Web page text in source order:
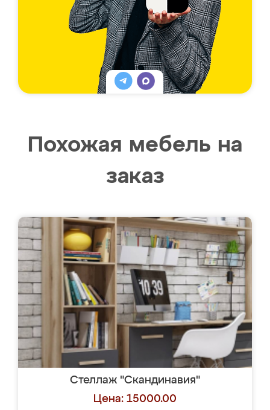
Похожая мебель на
заказ
Стеллаж "Скандинавия"
Цена: 15000.00